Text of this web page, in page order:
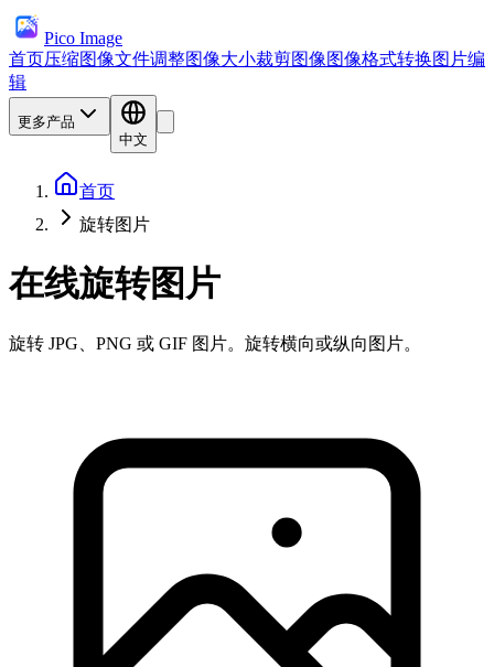
Pico Image
首页压缩图像文件调整图像大小裁剪图像图像格式转换图片编
辑
更多产品
中文
首页
旋转图片
在线旋转图片
旋转 JPG、PNG 或 GIF 图片。旋转横向或纵向图片。